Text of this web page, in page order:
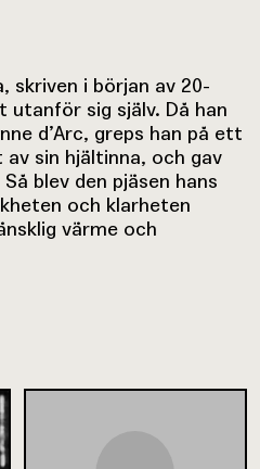
skriven i början av 20-
utanför sig själv. Då han
d’Arc, greps han på ett
sin hjältinna, och gav
blev den pjäsen hans
och klarheten
värme och